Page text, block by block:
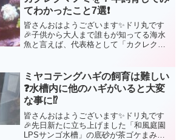
なヤッコですが、ドリ丸も...
てわかったこと7選❗
皆さんおはようございます✨ドリ丸です
🎉子供から大人まで誰もが知ってる海水
魚と言えば、代表格として「カクレクマ
ミと言うよりも「ニモ」と言う名称で覚
えられている方も多いはず...
ミヤコテングハギの飼育は難しい
❓️水槽内に他のハギがいると大変
な事に⁉️
皆さんおはようございます✨ドリ丸です
🎉先日新たに立ち上げました「和風庭園
LPSサンゴ水槽」の底砂が茶ゴケまみれ